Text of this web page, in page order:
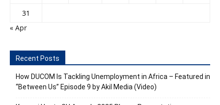
31
« Apr
Recent Posts
How DUCOM Is Tackling Unemployment in Africa – Featured in
“Between Us” Episode 9 by Akil Media (Video)